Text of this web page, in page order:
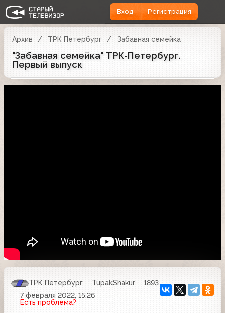
Вход Регистрация
Архив ТРК Петербург Забавная семейка
"Забавная семейка" ТРК-Петербург.
Первый выпуск
ТРК Петербург TupakShakur
1893
7 февраля 2022, 15:26
Есть проблема?